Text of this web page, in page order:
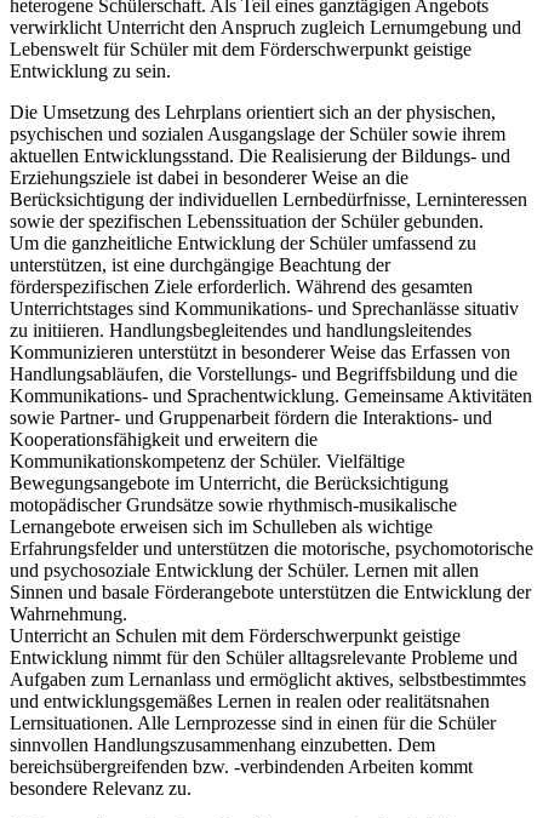
heterogene Schülerschaft. Als Teil eines ganztägigen Angebots
verwirklicht Unterricht den Anspruch zugleich Lernumgebung und
Lebenswelt für Schüler mit dem Förderschwerpunkt geistige
Entwicklung zu sein.
Die Umsetzung des Lehrplans orientiert sich an der physischen,
psychischen und sozialen Ausgangslage der Schüler sowie ihrem
aktuellen Entwicklungsstand. Die Realisierung der Bildungs- und
Erziehungsziele ist dabei in besonderer Weise an die
Berücksichtigung der individuellen Lernbedürfnisse, Lerninteressen
sowie der spezifischen Lebenssituation der Schüler gebunden.
Um die ganzheitliche Entwicklung der Schüler umfassend zu
unterstützen, ist eine durchgängige Beachtung der
förderspezifischen Ziele erforderlich. Während des gesamten
Unterrichtstages sind Kommunikations- und Sprechanlässe situativ
zu initiieren. Handlungsbegleitendes und handlungsleitendes
Kommunizieren unterstützt in besonderer Weise das Erfassen von
Handlungsabläufen, die Vorstellungs- und Begriffsbildung und die
Kommunikations- und Sprachentwicklung. Gemeinsame Aktivitäten
sowie Partner- und Gruppenarbeit fördern die Interaktions- und
Kooperationsfähigkeit und erweitern die
Kommunikationskompetenz der Schüler. Vielfältige
Bewegungsangebote im Unterricht, die Berücksichtigung
motopädischer Grundsätze sowie rhythmisch-musikalische
Lernangebote erweisen sich im Schulleben als wichtige
Erfahrungsfelder und unterstützen die motorische, psychomotorische
und psychosoziale Entwicklung der Schüler. Lernen mit allen
Sinnen und basale Förderangebote unterstützen die Entwicklung der
Wahrnehmung.
Unterricht an Schulen mit dem Förderschwerpunkt geistige
Entwicklung nimmt für den Schüler alltagsrelevante Probleme und
Aufgaben zum Lernanlass und ermöglicht aktives, selbstbestimmtes
und entwicklungsgemäßes Lernen in realen oder realitätsnahen
Lernsituationen. Alle Lernprozesse sind in einen für die Schüler
sinnvollen Handlungszusammenhang einzubetten. Dem
bereichsübergreifenden bzw. -verbindenden Arbeiten kommt
besondere Relevanz zu.